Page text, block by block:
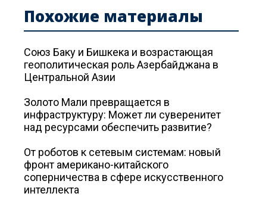
Похожие материалы
Союз Баку и Бишкека и возрастающая
геополитическая роль Азербайджана в
Центральной Азии
Золото Мали превращается в
инфраструктуру: Может ли суверенитет
над ресурсами обеспечить развитие?
От роботов к сетевым системам: новый
фронт американо-китайского
соперничества в сфере искусственного
интеллекта